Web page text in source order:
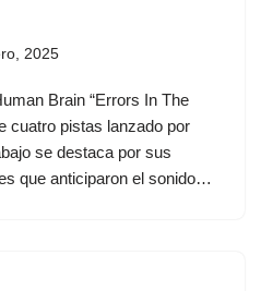
2025
Brain “Errors In The
cuatro pistas lanzado por
se destaca por sus
que anticiparon el sonido…